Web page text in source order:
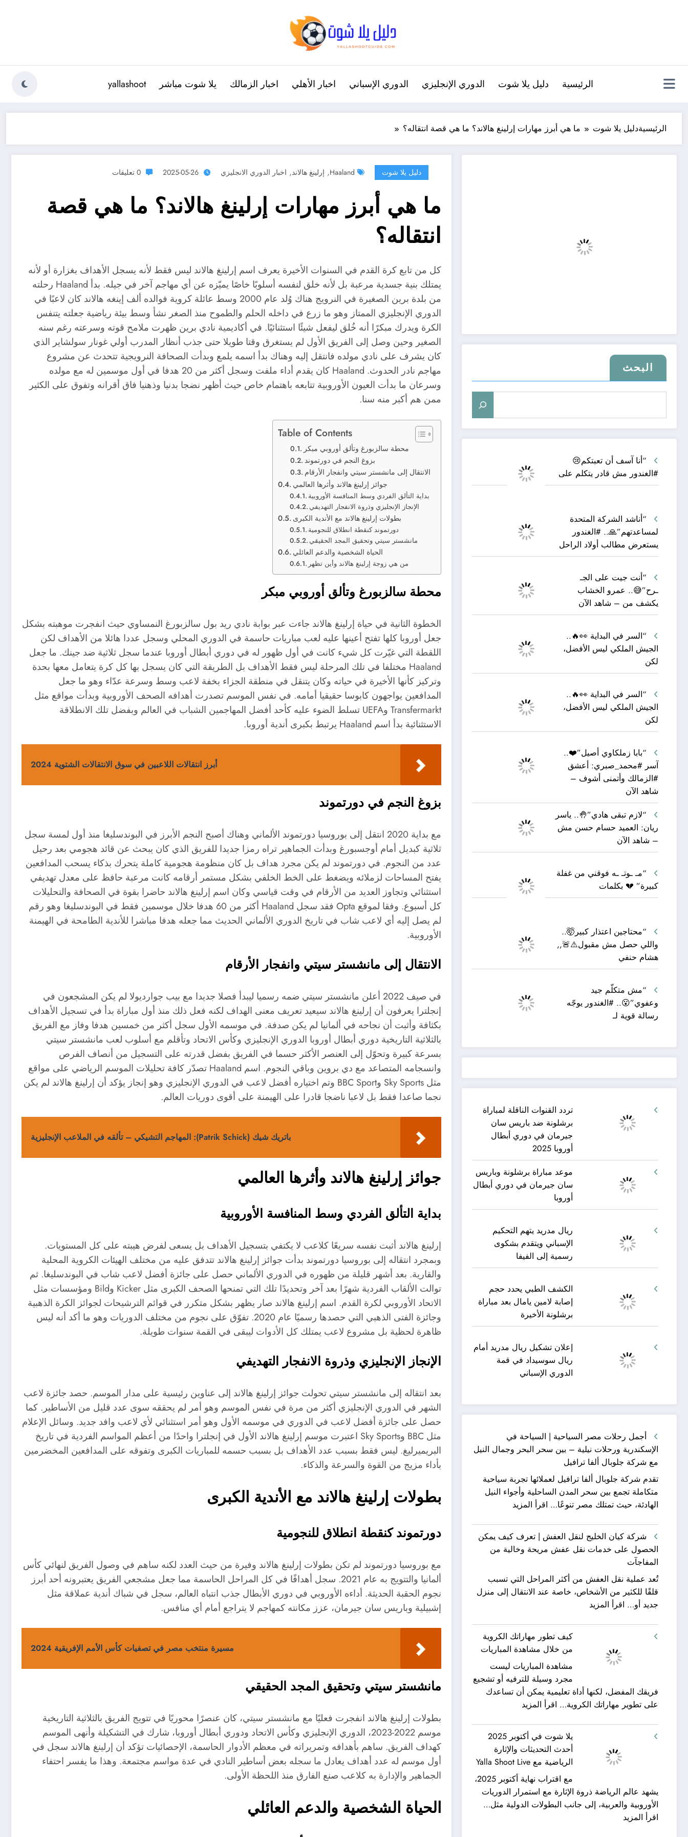
الرئيسية دليل يلا شوت الدوري الإنجليزي الدوري الإسباني اخبار الأهلي اخبار الزمالك يلا شوت مباشر yallashoot
الرئيسيةدليل يلا شوت ما هي أبرز مهارات إرلينغ هالاند؟ ما هي قصة انتقاله؟
البحث
“أنا آسف أن تعبتكم😢
#الغندور مش قادر يتكلم على
“أناشد الشركة المتحدة
لمساعدتهم”🙏.. #الغندور
يستعرض مطالب أولاد الراحل
“أنت جيت على الجـ
ـرح”😅.. عمرو الخشاب
يكشف من – شاهد الآن
“السر في البداية 👀🔥..
الجيش الملكي ليس الأفضل،
لكن
“السر في البداية 👀🔥..
الجيش الملكي ليس الأفضل،
لكن
“بابا زملكاوي أصيل”❤️..
آسر #محمد_صبري: أعشق
#الزمالك وأتمنى أشوف –
شاهد الآن
“لازم تبقى هادي”🤚.. ياسر
ريان: العميد حسام حسن مش
– شاهد الآن
“مـ ـوتـ ـه فوقني من غفلة
كبيرة” 💔 بكلمات
“محتاجين اعتذار كبير🤯..
واللي حصل مش مقبول⚠️🚨,,
هشام حنفي
“مش متكلّم جيد
وعفوي”😮.. #الغندور يوجّه
رسالة قوية لـ
تردد القنوات الناقلة لمباراة
برشلونة ضد باريس سان
جيرمان في دوري أبطال
أوروبا 2025
موعد مباراة برشلونة وباريس
سان جيرمان في دوري أبطال
أوروبا
ريال مدريد يتهم التحكيم
الإسباني ويتقدم بشكوى
رسمية إلى الفيفا
الكشف الطبي يحدد حجم
إصابة لامين يامال بعد مباراة
برشلونة الأخيرة
إعلان تشكيل ريال مدريد أمام
ريال سوسيداد في قمة
الدوري الإسباني
أجمل رحلات مصر السياحية | السياحة في
الإسكندرية ورحلات نيلية – بين سحر البحر وجمال النيل
مع شركة جلوبال ألفا ترافيل
تقدم شركة جلوبال ألفا ترافيل لعملائها تجربة سياحية
متكاملة تجمع بين سحر المدن الساحلية وأجواء النيل
الهادئة، حيث تمتلك مصر تنوعًا… اقرأ المزيد
مصر
السياحية
السياحة
في
نيلية
–
سحر
البحر
وجمال
مع
شركة
جلوبال
ألفا
ترافيل
شركة كيان الخليج لنقل العفش | تعرف كيف يمكن
الحصول على خدمات نقل عفش مريحة وخالية من
المفاجآت
تُعد عملية نقل العفش من أكثر المراحل التي تسبب
قلقًا للكثير من الأشخاص، خاصة عند الانتقال إلى منزل
جديد أو… اقرأ المزيد
الخليج
العفش
تعرف
كيف
الحصول
خدمات
عفش
مريحة
وخالية
كيف تطور مهاراتك الكروية
من خلال مشاهدة المباريات
مشاهدة المباريات ليست
مجرد وسيلة للترفيه أو تشجيع
فريقك المفضل، لكنها أداة تعليمية يمكن أن تساعدك
على تطوير مهاراتك الكروية… اقرأ المزيد
مهاراتك
الكروية
من
خلال
مشاهدة
المباريات
يلا شوت في أكتوبر 2025
أحدث التحديثات والإثارة
الرياضية مع Yalla Shoot Live
مع اقتراب نهاية أكتوبر 2025،
يشهد عالم الرياضة ذروة الإثارة مع استمرار الدوريات
الأوروبية والعربية، إلى جانب البطولات الدولية مثل…
اقرأ المزيد
دليل يلا شوت Haaland
, إرلينغ هالاند, اخبار الدوري الانجليزي 2025-05-26 0 تعليقات
ما هي أبرز مهارات إرلينغ هالاند؟ ما هي قصة
انتقاله؟
كل من تابع كرة القدم في السنوات الأخيرة يعرف اسم إرلينغ هالاند ليس فقط لأنه يسجل الأهداف بغزارة أو لأنه
يمتلك بنية جسدية مرعبة بل لأنه خلق لنفسه أسلوبًا خاصًا يميّزه عن أي مهاجم آخر في جيله. بدأ Haaland رحلته
من بلدة برين الصغيرة في النرويج هناك وُلد عام 2000 وسط عائلة كروية فوالده ألف إينغه هالاند كان لاعبًا في
الدوري الإنجليزي الممتاز وهو ما زرع في داخله الحلم والطموح منذ الصغر نشأ وسط بيئة رياضية جعلته يتنفس
الكرة ويدرك مبكرًا أنه خُلق ليفعل شيئًا استثنائيًا. في أكاديمية نادي برين ظهرت ملامح قوته وسرعته رغم سنه
الصغير وحين وصل إلى الفريق الأول لم يستغرق وقتا طويلا حتى جذب أنظار المدرب أولي غونار سولشاير الذي
كان يشرف على نادي مولده فانتقل إليه وهناك بدأ اسمه يلمع وبدأت الصحافة النرويجية تتحدث عن مشروع
مهاجم نادر الحدوث. Haaland كان يقدم أداء ملفت وسجل أكثر من 20 هدفا في أول موسمين له مع مولده
وسرعان ما بدأت العيون الأوروبية تتابعه باهتمام خاص حيث أظهر نضجا بدنيا وذهنيا فاق أقرانه وتفوق على الكثير
ممن هم أكبر منه سنا.
Table of Contents
محطة سالزبورغ وتألق أوروبي مبكر
بزوغ النجم في دورتموند
الانتقال إلى مانشستر سيتي وانفجار الأرقام
جوائز إرلينغ هالاند وأثرها العالمي
بداية التألق الفردي وسط المنافسة الأوروبية
الإنجاز الإنجليزي وذروة الانفجار التهديفي
بطولات إرلينغ هالاند مع الأندية الكبرى
دورتموند كنقطة انطلاق للنجومية
مانشستر سيتي وتحقيق المجد الحقيقي
الحياة الشخصية والدعم العائلي
من هي زوجة إرلينغ هالاند وأين تظهر
محطة سالزبورغ وتألق أوروبي مبكر
الخطوة الثانية في حياة إرلينغ هالاند جاءت عبر بوابة نادي ريد بول سالزبورغ النمساوي حيث انفجرت موهبته بشكل
جعل أوروبا كلها تفتح أعينها عليه لعب مباريات حاسمة في الدوري المحلي وسجل عددا هائلا من الأهداف لكن
اللقطة التي غيّرت كل شيء كانت في أول ظهور له في دوري أبطال أوروبا عندما سجل ثلاثية ضد جينك. ما جعل
Haaland مختلفا في تلك المرحلة ليس فقط الأهداف بل الطريقة التي كان يسجل بها كل كرة يتعامل معها بحدة
وتركيز كأنها الأخيرة في حياته وكان يتنقل في منطقة الجزاء بخفة لاعب وسط وسرعة عدّاء وهو ما جعل
المدافعين يواجهون كابوسا حقيقيا أمامه. في نفس الموسم تصدرت أهدافه الصحف الأوروبية وبدأت مواقع مثل
Transfermarkt وUEFA تسلط الضوء عليه كأحد أفضل المهاجمين الشباب في العالم وبفضل تلك الانطلاقة
الاستثنائية بدأ اسم Haaland يرتبط بكبرى أندية أوروبا.
أبرز انتقالات اللاعبين في سوق الانتقالات الشتوية 2024
بزوغ النجم في دورتموند
مع بداية 2020 انتقل إلى بوروسيا دورتموند الألماني وهناك أصبح النجم الأبرز في البوندسليغا منذ أول لمسة سجل
ثلاثية كبديل أمام أوجسبورغ وبدأت الجماهير تراه رمزا جديدا للفريق الذي كان يبحث عن قائد هجومي بعد رحيل
عدد من النجوم. في دورتموند لم يكن مجرد هداف بل كان منظومة هجومية كاملة يتحرك بذكاء يسحب المدافعين
يفتح المساحات لزملائه ويضغط على الخط الخلفي بشكل مستمر أرقامه كانت مرعبة حافظ على معدل تهديفي
استثنائي وتجاوز العديد من الأرقام في وقت قياسي وكان اسم إرلينغ هالاند حاضرا بقوة في الصحافة والتحليلات
كل أسبوع. وفقا لموقع Opta فقد سجل Haaland أكثر من 60 هدفا خلال موسمين فقط في البوندسليغا وهو رقم
لم يصل إليه أي لاعب شاب في تاريخ الدوري الألماني الحديث مما جعله هدفا مباشرا للأندية الطامحة في الهيمنة
الأوروبية.
الانتقال إلى مانشستر سيتي وانفجار الأرقام
في صيف 2022 أعلن مانشستر سيتي ضمه رسميا ليبدأ فصلا جديدا مع بيب جوارديولا لم يكن المشجعون في
إنجلترا يعرفون أن إرلينغ هالاند سيعيد تعريف معنى الهداف لكنه فعل ذلك منذ أول مباراة بدأ في تسجيل الأهداف
بكثافة وأثبت أن نجاحه في ألمانيا لم يكن صدفة. في موسمه الأول سجل أكثر من خمسين هدفا وفاز مع الفريق
بالثلاثية التاريخية دوري أبطال أوروبا الدوري الإنجليزي وكأس الاتحاد وتأقلم مع أسلوب لعب مانشستر سيتي
بسرعة كبيرة وتحوّل إلى العنصر الأكثر حسما في الفريق بفضل قدرته على التسجيل من أنصاف الفرص
وانسجامه المتصاعد مع دي بروين وباقي النجوم. اسم Haaland تصدّر كافة تحليلات الموسم الرياضي على مواقع
مثل Sky Sports وBBC Sport وتم اختياره أفضل لاعب في الدوري الإنجليزي وهو إنجاز يؤكد أن إرلينغ هالاند لم يكن
نجما صاعدا فقط بل لاعبا ناضجا قادرا على الهيمنة على أقوى دوريات العالم.
باتريك شيك (Patrik Schick): المهاجم التشيكي – تألقه في الملاعب الإنجليزية
جوائز إرلينغ هالاند وأثرها العالمي
بداية التألق الفردي وسط المنافسة الأوروبية
إرلينغ هالاند أثبت نفسه سريعًا كلاعب لا يكتفي بتسجيل الأهداف بل يسعى لفرض هيبته على كل المستويات.
وبمجرد انتقاله إلى بوروسيا دورتموند بدأت جوائز إرلينغ هالاند تتدفق عليه من مختلف الهيئات الكروية المحلية
والقارية. بعد أشهر قليلة من ظهوره في الدوري الألماني حصل على جائزة أفضل لاعب شاب في البوندسليغا. ثم
توالت الألقاب الفردية شهرًا بعد آخر وتحديدًا تلك التي تمنحها الصحف الكبرى مثل Kicker وBild ومؤسسات مثل
الاتحاد الأوروبي لكرة القدم. اسم إرلينغ هالاند صار يظهر بشكل متكرر في قوائم الترشيحات لجوائز الكرة الذهبية
وجائزة الفتى الذهبي التي حصدها رسميًا عام 2020. تفوّق على نجوم من مختلف الدوريات وهو ما أكد أنه ليس
ظاهرة لحظية بل مشروع لاعب يمتلك كل الأدوات ليبقى في القمة سنوات طويلة.
الإنجاز الإنجليزي وذروة الانفجار التهديفي
بعد انتقاله إلى مانشستر سيتي تحولت جوائز إرلينغ هالاند إلى عناوين رئيسية على مدار الموسم. حصد جائزة لاعب
الشهر في الدوري الإنجليزي أكثر من مرة في نفس الموسم وهو أمر لم يحققه سوى عدد قليل من الأساطير. كما
حصل على جائزة أفضل لاعب في الدوري في موسمه الأول وهو أمر استثنائي لأي لاعب وافد جديد. وسائل الإعلام
مثل BBC وSky Sports اعتبرت موسم إرلينغ هالاند الأول في إنجلترا واحدًا من أعظم المواسم الفردية في تاريخ
البريميرليغ. ليس فقط بسبب عدد الأهداف بل بسبب حسمه للمباريات الكبرى وتفوقه على المدافعين المخضرمين
بأداء مزيج من القوة والسرعة والذكاء.
بطولات إرلينغ هالاند مع الأندية الكبرى
دورتموند كنقطة انطلاق للنجومية
مع بوروسيا دورتموند لم تكن بطولات إرلينغ هالاند وفيرة من حيث العدد لكنه ساهم في وصول الفريق لنهائي كأس
ألمانيا والتتويج به عام 2021. سجل أهدافًا في كل المراحل الحاسمة مما جعل مشجعي الفريق يعتبرونه أحد أبرز
نجوم الحقبة الحديثة. أداءه الأوروبي في دوري الأبطال جذب انتباه العالم، سجل في شباك أندية عملاقة مثل
إشبيلية وباريس سان جيرمان، عزز مكانته كمهاجم لا يتراجع أمام أي منافس.
مسيرة منتخب مصر في تصفيات كأس الأمم الإفريقية 2024
مانشستر سيتي وتحقيق المجد الحقيقي
بطولات إرلينغ هالاند انفجرت فعليًا مع مانشستر سيتي، كان عنصرًا محوريًا في تتويج الفريق بالثلاثية التاريخية
موسم 2022-2023، الدوري الإنجليزي وكأس الاتحاد ودوري أبطال أوروبا، شارك في التشكيلة وأنهى الموسم
كهداف الفريق. ساهم بأهدافه وتمريراته في معظم الأدوار الحاسمة، الإحصائيات تؤكد أن إرلينغ هالاند سجل في
أول موسم له عدد أهداف يعادل ما سجله بعض أساطير النادي في عدة مواسم مجتمعة. وهذا ما يفسر احتفاء
الجماهير والإدارة به كلاعب صنع الفارق منذ اللحظة الأولى.
الحياة الشخصية والدعم العائلي